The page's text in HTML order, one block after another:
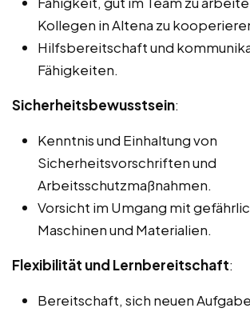
Kollegen in Altena zu
Hilfsbereitschaft und
Fähigkeiten.
Sicherheitsbewusstsein:
Kenntnis und Einhaltung von
Sicherheitsvorschriften und
Arbeitsschutzmaßnahmen.
Vorsicht im Umgang mit
Maschinen und Materialien.
Flexibilität und Lernbereitschaft:
Bereitschaft, sich neuen